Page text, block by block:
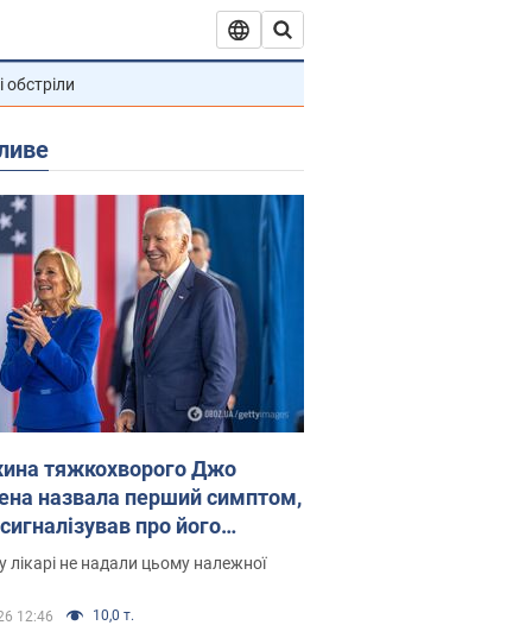
обстріли
тяжкохворого Джо
назвала перший симптом,
про його
рак
лікарі не надали цьому належної
12:46 10,0 т.